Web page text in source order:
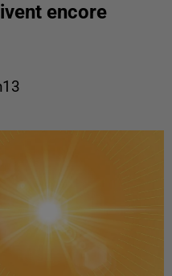
encore